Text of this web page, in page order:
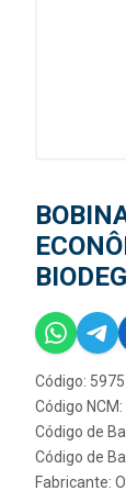
Código:
Código
Código de
Código de
Fabricante: